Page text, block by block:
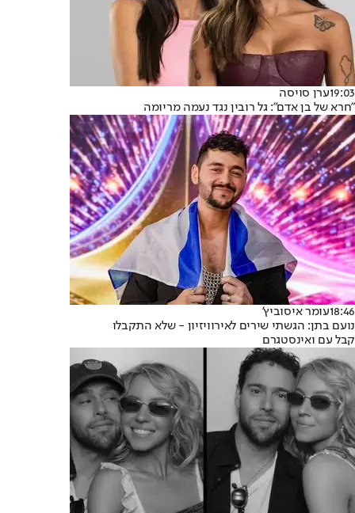
19:03ערן סויסה
"חרא של בן אדם": גל רובין נגד נעמה מריומה
18:46עומר איסוביץ'
נועם בתן: הגשתי שירים לאירוויזיון - שלא התקבלו
קבל עם ואינסטגרם